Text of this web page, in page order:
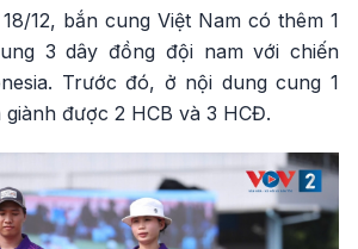
12, bắn cung Việt Nam có thêm 1
3 dây đồng đội nam với chiến
Trước đó, ở nội dung cung 1
giành được 2 HCB và 3 HCĐ.